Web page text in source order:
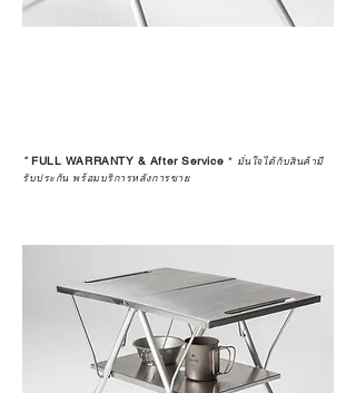
*FULL WARRANTY & After Service * มั่นใจได้กับสินค้ามี
รับประกัน พร้อมบริการหลังการขาย